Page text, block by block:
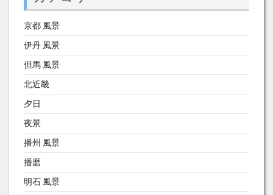
京都 風景
伊丹 風景
但馬 風景
北近畿
夕日
夜景
播州 風景
播磨
明石 風景